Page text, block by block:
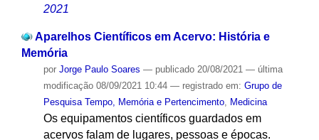
2021
Aparelhos Científicos em Acervo: História e
Memória
por Jorge Paulo Soares — publicado20/08/2021 — última
modificação08/09/2021 10:44 — registrado em: Grupo de
Pesquisa Tempo, Memória e Pertencimento, Medicina
Os equipamentos científicos guardados em
acervos falam de lugares, pessoas e épocas.